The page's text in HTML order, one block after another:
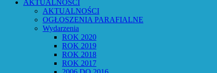
AKTUALNOŚCI
AKTUALNOŚCI
OGŁOSZENIA PARAFIALNE
Wydarzenia
ROK 2020
ROK 2019
ROK 2018
ROK 2017